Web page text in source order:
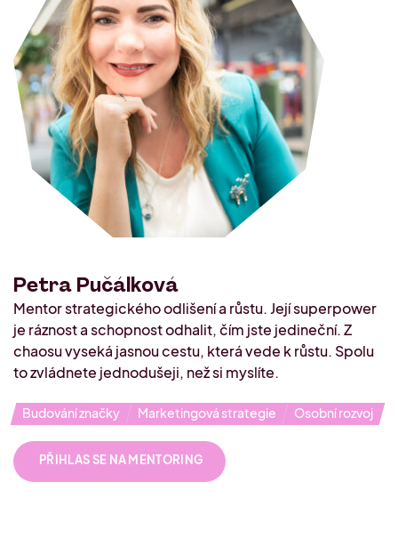
Naši mentoři
Konzultace s Lucií Audi
Offline akce
Setkání komunity PRAHA 2. 10.
2026
O nás
Kdo jsme
Kontakt
Průzkum o podnikání
Petra Pučálková
Mentor strategického odlišení a růstu. Její superpower
je ráznost a schopnost odhalit, čím jste jedineční. Z
chaosu vyseká jasnou cestu, která vede k růstu. Spolu
to zvládnete jednodušeji, než si myslíte.
Budování značky Marketingová strategie Osobní rozvoj
PŘIHLAS SE NA MENTORING